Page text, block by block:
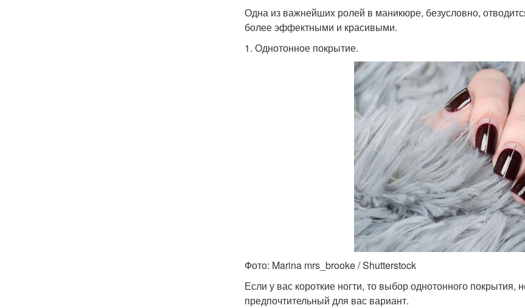
Одна из важнейших ролей в маникюре, безусловно,
более эффектными и красивыми.
1. Однотонное покрытие.
Фото: Marina mrs_brooke / Shutterstock
Если у вас короткие ногти, то выбор однотонного
предпочтительный для вас вариант.